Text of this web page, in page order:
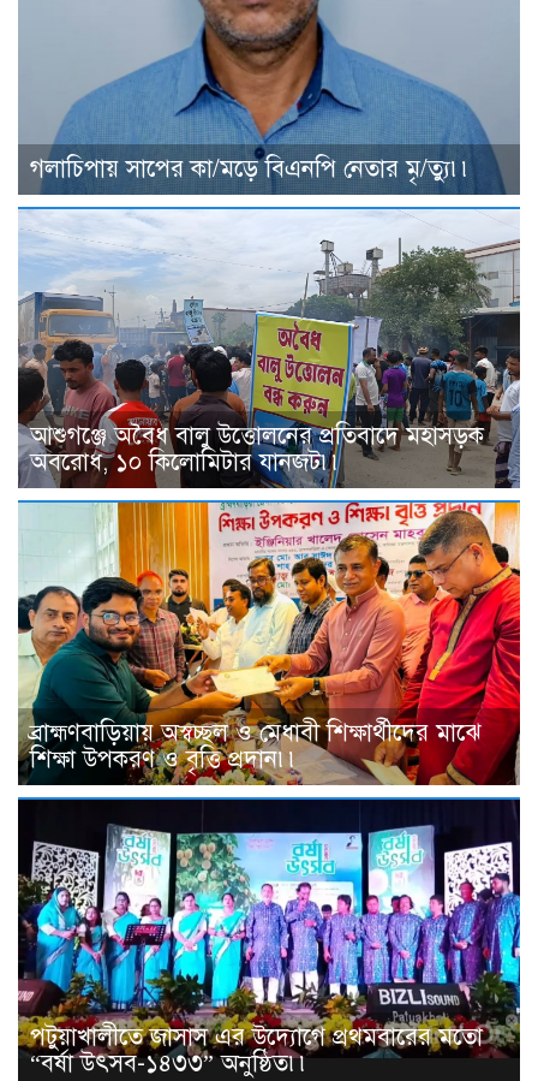
গলাচিপায় সাপের কা/মড়ে বিএনপি নেতার মৃ/ত্যু৷৷
আশুগঞ্জে অবৈধ বালু উত্তোলনের প্রতিবাদে মহাসড়ক
অবরোধ, ১০ কিলোমিটার যানজট৷৷
ব্রাহ্মণবাড়িয়ায় অস্বচ্ছল ও মেধাবী শিক্ষার্থীদের মাঝে
শিক্ষা উপকরণ ও বৃত্তি প্রদান৷৷
পটুয়াখালীতে জাসাস এর উদ্যোগে প্রথমবারের মতো
“বর্ষা উৎসব-১৪৩৩” অনুষ্ঠিত৷৷